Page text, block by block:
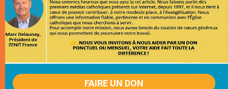
FAIRE UN DON